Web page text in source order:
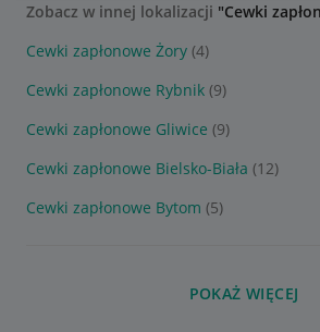
Zobacz w innej lokalizacji "Cewki
Cewki zapłonowe Żory (4)
Cewki zapłonowe Rybnik (9)
Cewki zapłonowe Gliwice (9)
Cewki zapłonowe Bielsko-Biała (12)
Cewki zapłonowe Bytom (5)
POKAŻ WIĘCEJ